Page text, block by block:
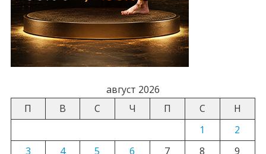
август 2026
П
В С Ч П С
Н
1
2
3
4 5 6 7 8
9